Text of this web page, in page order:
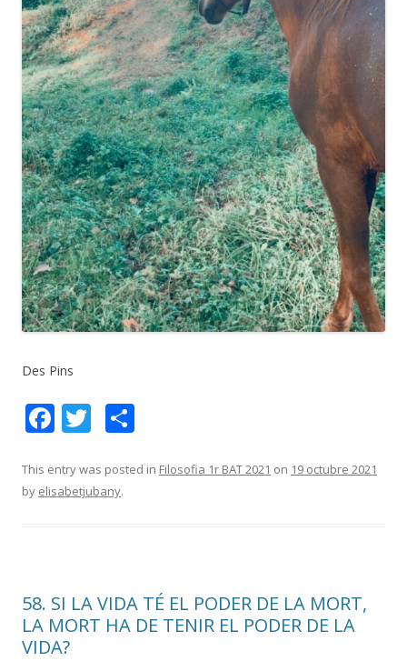
Des Pins
F
e
b
k
T
itt
er
m
ix
This entry was posted in Filosofia 1r BAT 2021 on 19 octubre 2021
by elisabetjubany.
58. SI LA VIDA TÉ EL PODER DE LA MORT,
LA MORT HA DE TENIR EL PODER DE LA
VIDA?